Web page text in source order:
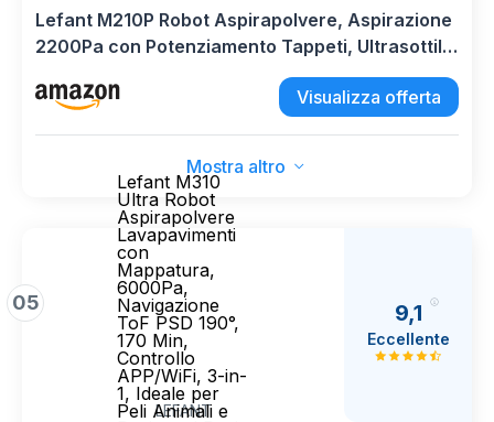
Lefant M210P Robot Aspirapolvere, Aspirazione
2200Pa con Potenziamento Tappeti, Ultrasottile
7.8 cm, Aspirapolvere Robot per Peli di Animali,
Moquette e Pavimenti Duri,
Visualizza offerta
Mostra altro
05
Lefant M310
Ultra Robot
Aspirapolvere
Lavapavimenti
con
Mappatura,
6000Pa,
Navigazione
ToF PSD 190°,
170 Min,
Controllo
APP/WiFi, 3-in-
1, Ideale per
Peli Animali e
LEFANT
9,1
Eccellente